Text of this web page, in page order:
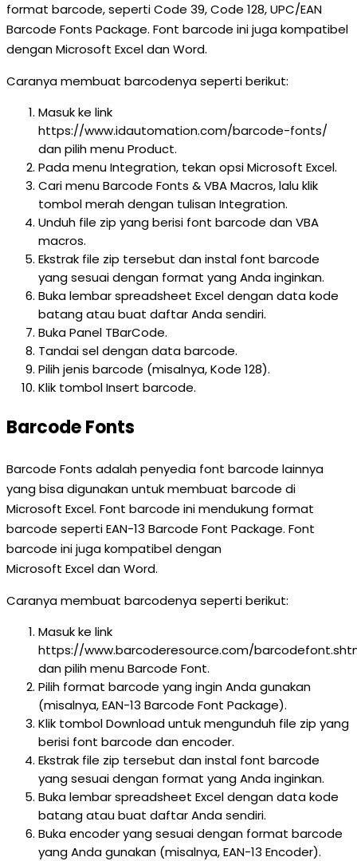
format barcode, seperti Code 39, Code 128, UPC/EAN
Barcode Fonts Package. Font barcode ini juga kompatibel
dengan Microsoft Excel dan Word.
Caranya membuat barcodenya seperti berikut:
Masuk ke link
https://www.idautomation.com/barcode-fonts/
dan pilih menu Product.
Pada menu Integration, tekan opsi Microsoft Excel.
Cari menu Barcode Fonts & VBA Macros, lalu klik
tombol merah dengan tulisan Integration.
Unduh file zip yang berisi font barcode dan VBA
macros.
Ekstrak file zip tersebut dan instal font barcode
yang sesuai dengan format yang Anda inginkan.
Buka lembar spreadsheet Excel dengan data kode
batang atau buat daftar Anda sendiri.
Buka Panel TBarCode.
Tandai sel dengan data barcode.
Pilih jenis barcode (misalnya, Kode 128).
Klik tombol Insert barcode.
Barcode Fonts
Barcode Fonts adalah penyedia font barcode lainnya
yang bisa digunakan untuk membuat barcode di
Microsoft Excel. Font barcode ini mendukung format
barcode seperti EAN-13 Barcode Font Package. Font
barcode ini juga kompatibel dengan
Microsoft Excel dan Word.
Caranya membuat barcodenya seperti berikut:
Masuk ke link
https://www.barcoderesource.com/
dan pilih menu Barcode Font.
Pilih format barcode yang ingin Anda gunakan
(misalnya, EAN-13 Barcode Font Package).
Klik tombol Download untuk mengunduh file zip yang
berisi font barcode dan encoder.
Ekstrak file zip tersebut dan instal font barcode
yang sesuai dengan format yang Anda inginkan.
Buka lembar spreadsheet Excel dengan data kode
batang atau buat daftar Anda sendiri.
Buka encoder yang sesuai dengan format barcode
yang Anda gunakan (misalnya, EAN-13 Encoder).